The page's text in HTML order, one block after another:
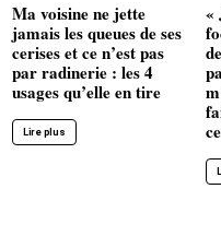
Ma voisine ne jette
jamais les queues de ses
cerises et ce n’est pas
par radinerie : les 4
usages qu’elle en tire
Lire plus
«